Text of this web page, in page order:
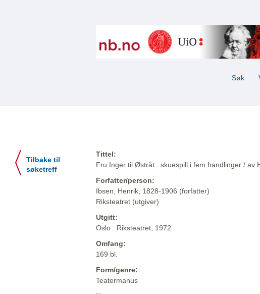
Søk
Tilbake til
søketreff
Tittel:
Fru Inger til Østråt : skuespill i fem handlinger / av
Forfatter/person:
Ibsen, Henrik, 1828-1906 (forfatter)
Riksteatret (utgiver)
Utgitt:
Oslo : Riksteatret, 1972
Omfang:
169 bl.
Form/genre:
Teatermanus